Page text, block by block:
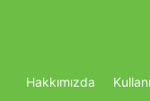
Hakkımızda